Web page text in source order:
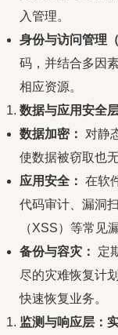
入管理。
身份与访问管理
码，并结合多因
相应资源。
数据与应用安全
数据加密：
对静
使数据被窃取也
应用安全： 在软
代码审计、漏洞
（XSS）等常见
备份与容灾：
定
尽的灾难恢复计
快速恢复业务。
监测与响应层：